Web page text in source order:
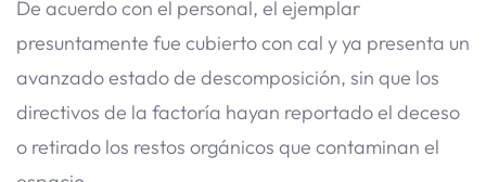
De acuerdo con el personal, el ejemplar
presuntamente fue cubierto con cal y ya presenta un
avanzado estado de descomposición, sin que los
directivos de la factoría hayan reportado el deceso
o retirado los restos orgánicos que contaminan el